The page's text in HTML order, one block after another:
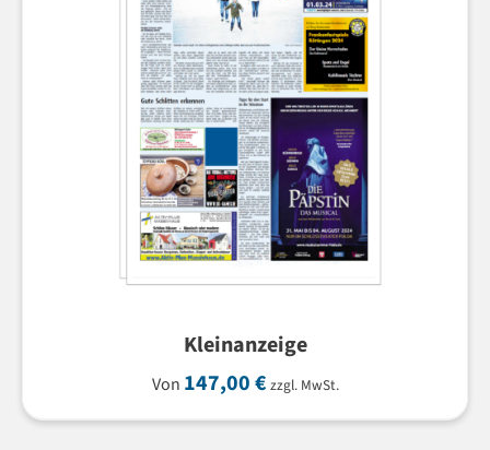
Kleinanzeige
Von 147,00€ zzgl. MwSt.